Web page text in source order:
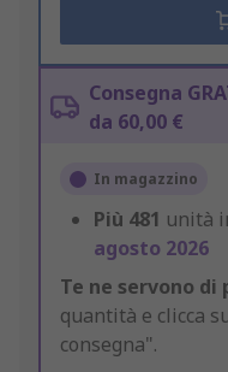
Consegna
da 60,00 €
In magazzino
Più 481 unità
agosto 2026
Te ne servono di
quantità e clicca
consegna".